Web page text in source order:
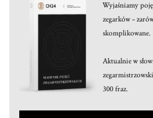
Wyjaśniamy
zegarków –
skomplikowane.
Aktualnie w
300 fraz.